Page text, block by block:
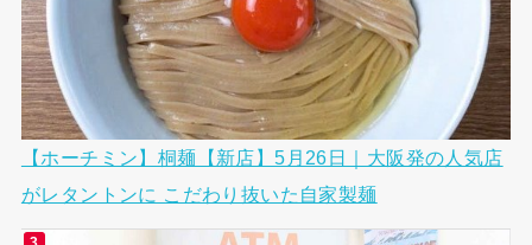
【ホーチミン】桐麺【新店】5月26日｜大阪発の人気店
がレタントンに こだわり抜いた自家製麺